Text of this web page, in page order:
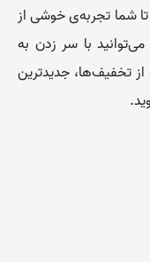
تا شما تجربه‌ی خوشی از
می‌توانید با سر زدن به
تخفیف‌‌ها، جدیدترین